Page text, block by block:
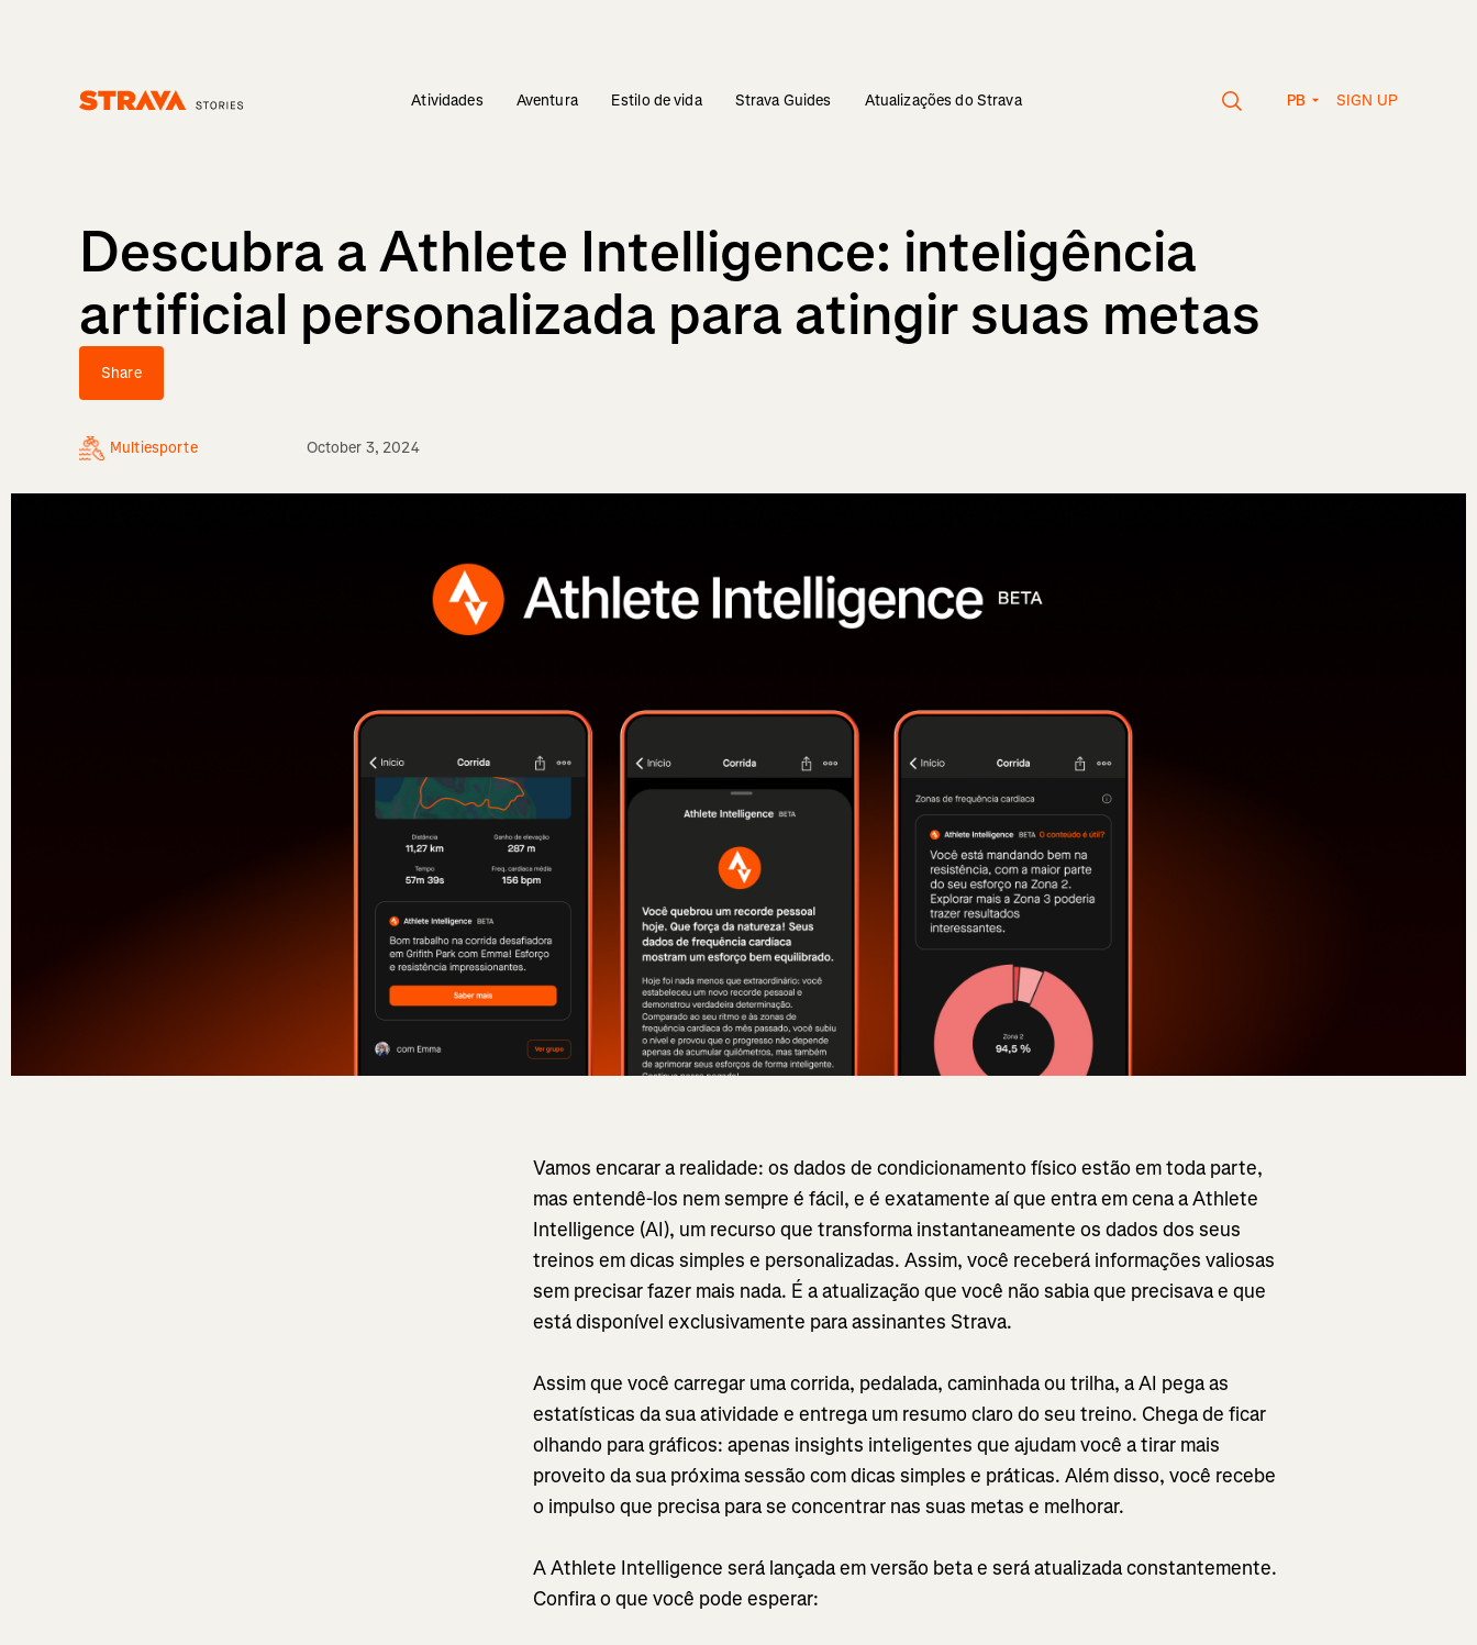
Atividades Aventura Estilo de vida Strava Guides Atualizações do Strava PB SIGN UP
Descubra a Athlete Intelligence: inteligência
artificial personalizada para atingir suas metas
Share
Multiesporte October 3, 2024
Vamos encarar a realidade: os dados de condicionamento físico estão em toda parte,
mas entendê-los nem sempre é fácil, e é exatamente aí que entra em cena a Athlete
Intelligence (AI), um recurso que transforma instantaneamente os dados dos seus
treinos em dicas simples e personalizadas. Assim, você receberá informações valiosas
sem precisar fazer mais nada. É a atualização que você não sabia que precisava e que
está disponível exclusivamente para assinantes Strava.
Assim que você carregar uma corrida, pedalada, caminhada ou trilha, a AI pega as
estatísticas da sua atividade e entrega um resumo claro do seu treino. Chega de ficar
olhando para gráficos: apenas insights inteligentes que ajudam você a tirar mais
proveito da sua próxima sessão com dicas simples e práticas. Além disso, você recebe
o impulso que precisa para se concentrar nas suas metas e melhorar.
A Athlete Intelligence será lançada em versão beta e será atualizada constantemente.
Confira o que você pode esperar: